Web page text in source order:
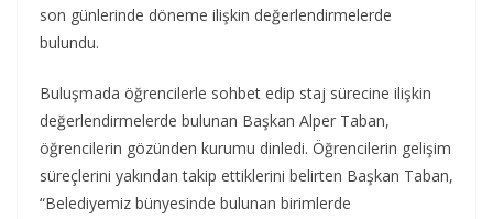
son günlerinde döneme ilişkin değerlendirmelerde
bulundu.
Buluşmada öğrencilerle sohbet edip staj sürecine ilişkin
değerlendirmelerde bulunan Başkan Alper Taban,
öğrencilerin gözünden kurumu dinledi. Öğrencilerin gelişim
süreçlerini yakından takip ettiklerini belirten Başkan Taban,
“Belediyemiz bünyesinde bulunan birimlerde